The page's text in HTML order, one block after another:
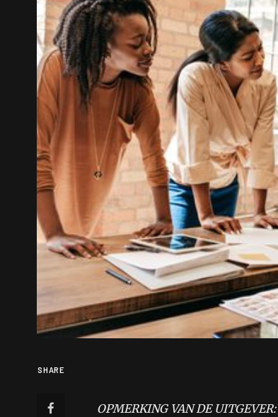
SHARE
OPMERKING VAN DE UITGEVER: